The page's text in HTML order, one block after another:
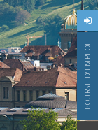
BOURSE D'EMPLOI